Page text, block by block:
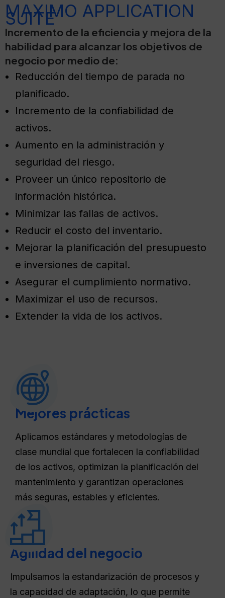
MAXIMO APPLICATION
SUITE
Incremento de la eficiencia y mejora de la
habilidad para alcanzar los objetivos de
negocio por medio de:
Reducción del tiempo de parada no
planificado.
Incremento de la confiabilidad de
activos.
Aumento en la administración y
seguridad del riesgo.
Proveer un único repositorio de
información histórica.
Minimizar las fallas de activos.
Reducir el costo del inventario.
Mejorar la planificación del presupuesto
e inversiones de capital.
Asegurar el cumplimiento normativo.
Maximizar el uso de recursos.
Extender la vida de los activos.
Mejores prácticas
Aplicamos estándares y metodologías de
clase mundial que fortalecen la confiabilidad
de los activos, optimizan la planificación del
mantenimiento y garantizan operaciones
más seguras, estables y eficientes.
Agilidad del negocio
Impulsamos la estandarización de procesos y
la capacidad de adaptación, lo que permite